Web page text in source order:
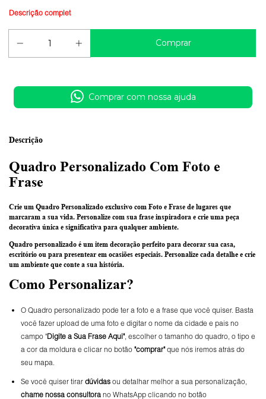
Comprar com nossa ajuda
Descrição
Quadro Personalizado Com Foto e
Frase
Crie um Quadro Personalizado exclusivo com Foto e Frase de lugares que
marcaram a sua vida. Personalize com sua frase inspiradora e crie uma peça
decorativa única e significativa para qualquer ambiente.
Quadro personalizado é um item decoração perfeito para decorar sua casa,
escritório ou para presentear em ocasiões especiais. Personalize cada detalhe e crie
um ambiente que conte a sua história.
Como Personalizar?
O Quadro personalizado pode ter a foto e a frase que você quiser. Basta
você fazer upload de uma foto e digitar o nome da cidade e país no
campo "Digite a Sua Frase Aqui", escolher o tamanho do quadro, o tipo e
a cor da moldura e clicar no botão "comprar"que nós iremos atrás do
seu mapa.
Se você quiser tirar dúvidas ou detalhar melhor a sua personalização,
chame nossa consultora no WhatsApp clicando no botão